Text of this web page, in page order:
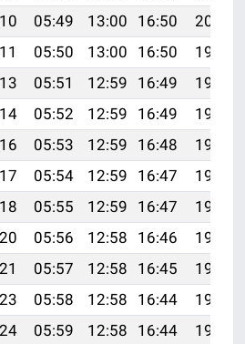
05:49 13:00 16:50
20:01
05:50 13:00 16:50
19:59
05:51 12:59 16:49
19:58
05:52 12:59 16:49
19:57
05:53 12:59 16:48
19:55
05:54 12:59 16:47
19:54
05:55 12:59 16:47
19:52
05:56 12:58 16:46
19:51
05:57 12:58 16:45
19:50
05:58 12:58 16:44
19:48
05:59 12:58 16:44
19:47